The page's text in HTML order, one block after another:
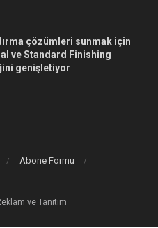
çözümleri sunmak için
ve Standard Finishing
genişletiyor
Abone Formu
ve Tanıtım